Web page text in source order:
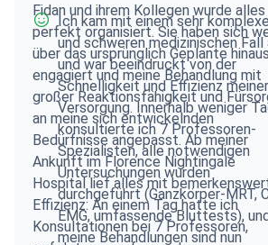
Fidan und ihrem Kollegen wurde alles
perfekt organisiert. Sie haben sich
über das ursprünglich Geplante
engagiert und meine Behandlung mit
großer Reaktionsfähigkeit und
an meine sich entwickelnden
Bedürfnisse angepasst. Ab meiner
Ankunft im Florence Nightingale
Hospital lief alles mit
Effizienz: An einem Tag hatte ich
Konsultationen bei 7 Professoren,
Ich kam mit einem sehr
und schweren medizinischen Fall
und war beeindruckt von der
Schnelligkeit und Effizienz meiner
Versorgung. Innerhalb weniger
konsultierte ich 7 Professoren-
Spezialisten, alle notwendigen
Untersuchungen wurden
durchgeführt (Ganzkörper-MRT,
EMG, umfassende Bluttests),
meine Behandlungen sind nun